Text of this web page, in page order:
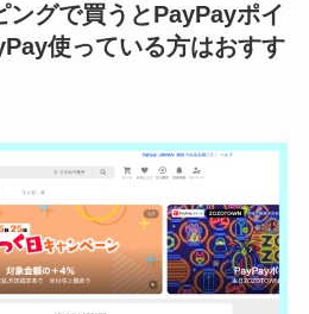
グで買うとPayPayポイ
使っている方はおすす